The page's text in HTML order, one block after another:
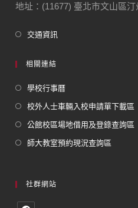
地址：(11677) 臺北市文山區
交通資訊
相關連結
學校行事曆
校外人士車輛入校申請單下載區
公館校區場地借用及登錄查詢區
師大教室預約現況查詢區
社群網站